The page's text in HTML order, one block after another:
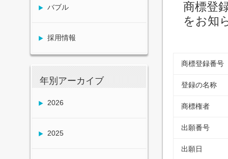
バブル
採用情報
年別アーカイブ
2026
2025
商標登
をお知
商標登録番号
登録の名称
商標権者
出願番号
出願日